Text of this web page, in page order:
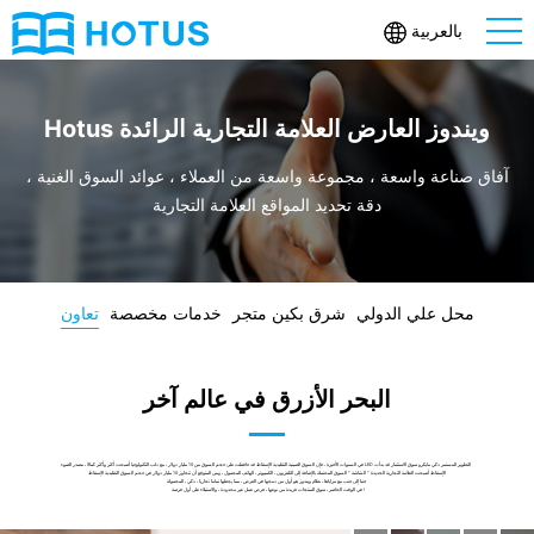
بالعربية
Hotus ويندوز العارض العلامة التجارية الرائدة
آفاق صناعة واسعة ، مجموعة واسعة من العملاء ، عوائد السوق الغنية ،
دقة تحديد المواقع العلامة التجارية
تعاون خدمات مخصصة شرق بكين متجر محل علي الدولي
البحر الأزرق في عالم آخر
الإسقاط أصبحت العلامة التجارية الجديدة " الشاشة " السوق المحتملة بالإضافة إلى التلفزيون ، الكمبيوتر ، الهاتف المحمول ، ومن المتوقع أن تتجاوز 10 مليار دولار في حجم السوق التقليدية الإسقاط
في الوقت الحاضر ، سوق المنتجات فريدة من نوعها ، فرص عمل غير محدودة ، والاستيلاء على أول فرصة !